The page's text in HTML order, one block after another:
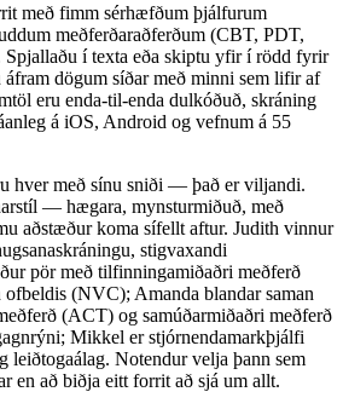
með fimm sérhæfðum þjálfurum
meðferðaraðferðum (CBT, PDT,
í texta eða skiptu yfir í rödd fyrir
dögum síðar með minni sem lifir af
eru enda-til-enda dulkóðuð, skráning
á iOS, Android og vefnum á 55
hver með sínu sniði — það er viljandi.
— hægara, mynsturmiðuð, með
aðstæður koma sífellt aftur. Judith vinnur
stigvaxandi
pör með tilfinningamiðaðri meðferð
(NVC); Amanda blandar saman
(ACT) og samúðarmiðaðri meðferð
Mikkel er stjórnendamarkþjálfi
leiðtogaálag. Notendur velja þann sem
en að biðja eitt forrit að sjá um allt.